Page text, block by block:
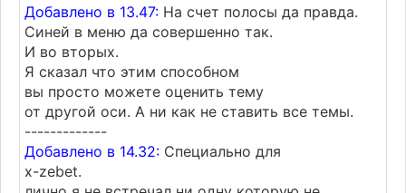
Добавлено в 13.47: На счет полосы да правда.
Синей в меню да совершенно так.
И во вторых.
Я сказал что этим способном
вы просто можете оценить тему
от другой оси. А ни как не ставить все темы.
-------------
Добавлено в 14.32: Специально для
x-zebet.